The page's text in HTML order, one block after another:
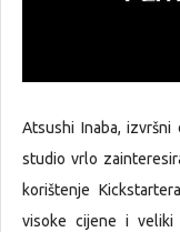
Atsushi Inaba, izvršni
studio vrlo
korištenje
visoke cijene i veliki